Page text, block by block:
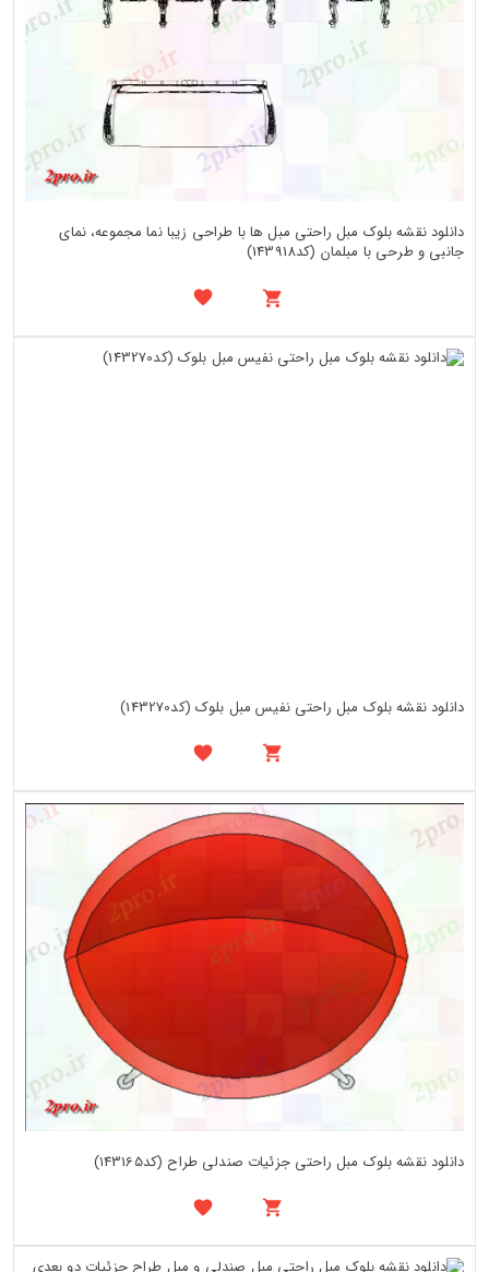
دانلود نقشه بلوک مبل راحتی مبل ها با طراحی زیبا نما مجموعه، نمای
جانبی و طرحی با مبلمان (کد143918)
دانلود نقشه بلوک مبل راحتی نفیس مبل بلوک (کد143270)
دانلود نقشه بلوک مبل راحتی جزئیات صندلی طراح (کد143165)